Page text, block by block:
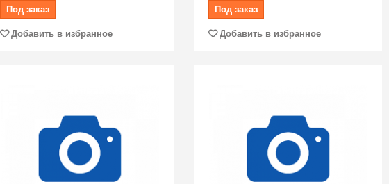
Под заказ
Добавить в избранное
Под заказ
Добавить в избранное